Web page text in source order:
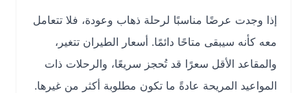
إذا وجدت عرضًا مناسبًا لرحلة ذهاب وعودة، فلا تتعامل
معه كأنه سيبقى متاحًا دائمًا. أسعار الطيران تتغير،
والمقاعد الأقل سعرًا قد تُحجز سريعًا، والرحلات ذات
المواعيد المريحة عادةً ما تكون مطلوبة أكثر من غيرها.